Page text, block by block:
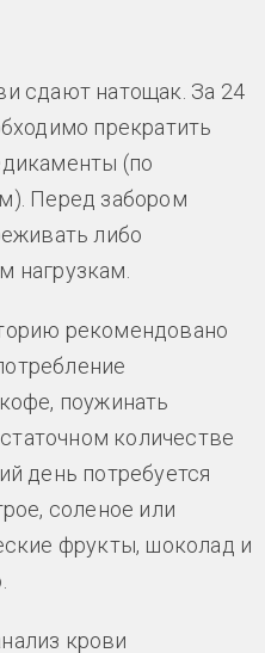
сдают натощак. За 24
прекратить
(по
Перед забором
либо
нагрузкам.
рекомендовано
поужинать
количестве
день потребуется
соленое или
фрукты, шоколад и
крови